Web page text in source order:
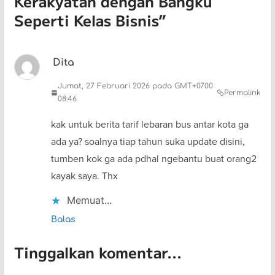
Seperti Kelas Bisnis”
Dita
Jumat, 27 Februari 2026 pada GMT+0700
08:46
Permalink
kak untuk berita tarif lebaran bus antar kota ga
ada ya? soalnya tiap tahun suka update disini,
tumben kok ga ada pdhal ngebantu buat orang2
kayak saya. Thx
Memuat...
Balas
Tinggalkan komentar...